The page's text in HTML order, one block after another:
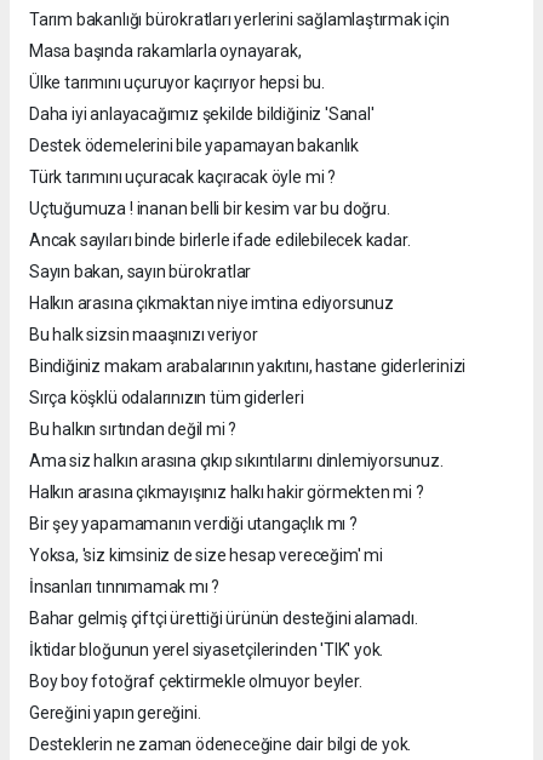
Tarım bakanlığı bürokratları yerlerini sağlamlaştırmak için
Masa başında rakamlarla oynayarak,
Ülke tarımını uçuruyor kaçırıyor hepsi bu.
Daha iyi anlayacağımız şekilde bildiğiniz 'Sanal'
Destek ödemelerini bile yapamayan bakanlık
Türk tarımını uçuracak kaçıracak öyle mi ?
Uçtuğumuza ! inanan belli bir kesim var bu doğru.
Ancak sayıları binde birlerle ifade edilebilecek kadar.
Sayın bakan, sayın bürokratlar
Halkın arasına çıkmaktan niye imtina ediyorsunuz
Bu halk sizsin maaşınızı veriyor
Bindiğiniz makam arabalarının yakıtını, hastane giderlerinizi
Sırça köşklü odalarınızın tüm giderleri
Bu halkın sırtından değil mi ?
Ama siz halkın arasına çıkıp sıkıntılarını dinlemiyorsunuz.
Halkın arasına çıkmayışınız halkı hakir görmekten mi ?
Bir şey yapamamanın verdiği utangaçlık mı ?
Yoksa, 'siz kimsiniz de size hesap vereceğim' mi
İnsanları tınnımamak mı ?
Bahar gelmiş çiftçi ürettiği ürünün desteğini alamadı.
İktidar bloğunun yerel siyasetçilerinden 'TIK' yok.
Boy boy fotoğraf çektirmekle olmuyor beyler.
Gereğini yapın gereğini.
Desteklerin ne zaman ödeneceğine dair bilgi de yok.